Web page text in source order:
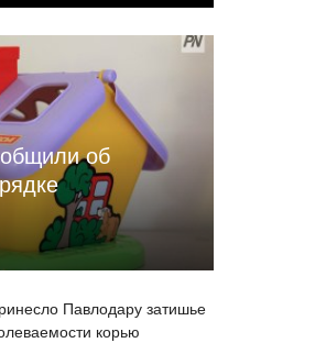
об
Павлодару затишье
корью